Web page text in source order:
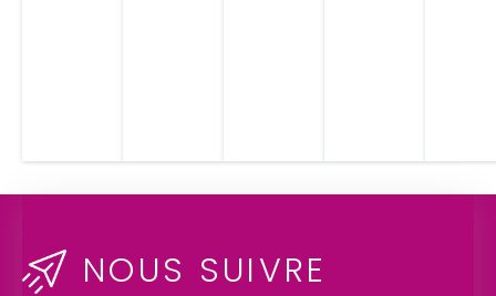
NOUS SUIVRE